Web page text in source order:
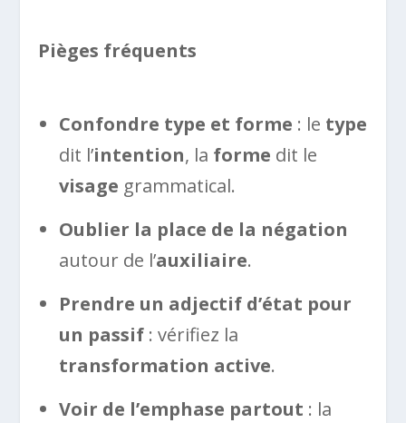
Pièges fréquents
Confondre type et forme : le type
dit l’intention, la forme dit le
visage grammatical.
Oublier la place de la négation
autour de l’auxiliaire.
Prendre un adjectif d’état pour
un passif : vérifiez la
transformation active.
Voir de l’emphase partout : la